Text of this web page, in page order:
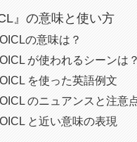
』の意味と使い方
OICLの意味は？
OICL が使われるシーンは？
OICL を使った英語例文
OICL のニュアンスと注意
OICL と近い意味の表現